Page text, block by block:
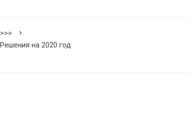
>>>
Решения на 2020 год